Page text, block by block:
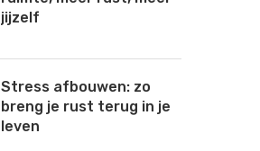
jijzelf
Stress afbouwen: zo
breng je rust terug in je
leven